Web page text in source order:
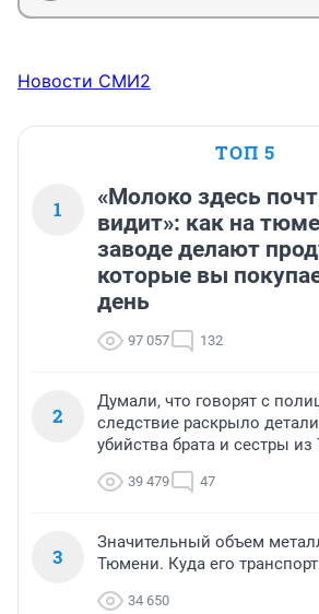
Новости СМИ2
ТОП 5
1
«Молоко здесь
видит»: как на
заводе делают
которые вы
день
97 057 132
2
Думали, что говорят с
следствие раскрыло
убийства брата и сестры
39 479 47
3
Значительный объем
Тюмени. Куда его
34 650